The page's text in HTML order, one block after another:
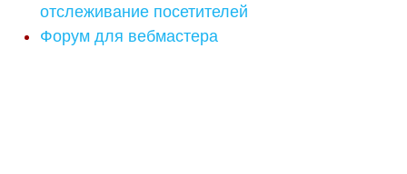
отслеживание посетителей
Форум для вебмастера